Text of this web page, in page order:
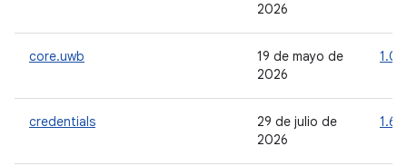
2026
core.uwb
19 de mayo de
2026
credentials
29 de julio de
2026